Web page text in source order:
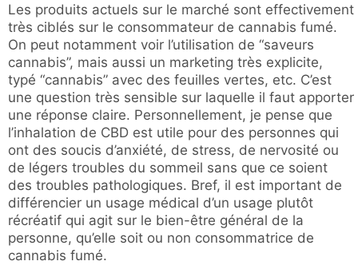
Les produits actuels sur le marché sont effectivement
très ciblés sur le consommateur de cannabis fumé.
On peut notamment voir l’utilisation de “saveurs
cannabis”, mais aussi un marketing très explicite,
typé “cannabis” avec des feuilles vertes, etc. C’est
une question très sensible sur laquelle il faut apporter
une réponse claire. Personnellement, je pense que
l’inhalation de CBD est utile pour des personnes qui
ont des soucis d’anxiété, de stress, de nervosité ou
de légers troubles du sommeil sans que ce soient
des troubles pathologiques. Bref, il est important de
différencier un usage médical d’un usage plutôt
récréatif qui agit sur le bien-être général de la
personne, qu’elle soit ou non consommatrice de
cannabis fumé.